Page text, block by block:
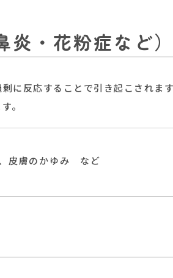
・花粉症など）
に反応することで引き起こされま
。
皮膚のかゆみ など